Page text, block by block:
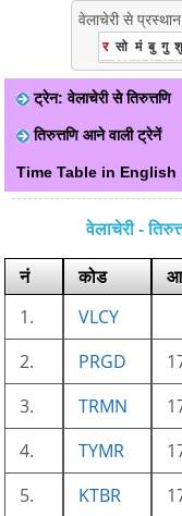
वेलाचेरी से प्रस्थान
र सो मं बु गु शु
ट्रेन: वेलाचेरी से तिरुत्तणि
तिरुत्तणि आने वाली ट्रेनें
Time Table in English
वेलाचेरी -
नं कोड
1.
VLCY
2.
PRGD
3.
TRMN
4.
TYMR
5.
KTBR